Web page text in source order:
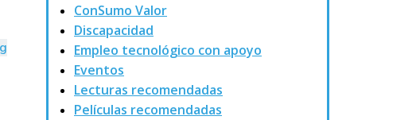
ConSumo Valor
Discapacidad
Empleo tecnológico con apoyo
Eventos
Lecturas recomendadas
Películas recomendadas